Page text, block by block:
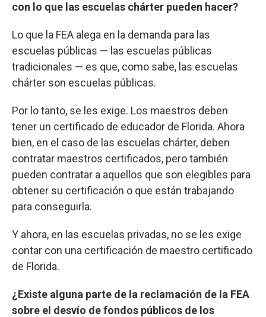
con lo que las escuelas chárter pueden hacer?
Lo que la FEA alega en la demanda para las
escuelas públicas — las escuelas públicas
tradicionales — es que, como sabe, las escuelas
chárter son escuelas públicas.
Por lo tanto, se les exige. Los maestros deben
tener un certificado de educador de Florida. Ahora
bien, en el caso de las escuelas chárter, deben
contratar maestros certificados, pero también
pueden contratar a aquellos que son elegibles para
obtener su certificación o que están trabajando
para conseguirla.
Y ahora, en las escuelas privadas, no se les exige
contar con una certificación de maestro certificado
de Florida.
¿Existe alguna parte de la reclamación de la FEA
sobre el desvío de fondos públicos de los